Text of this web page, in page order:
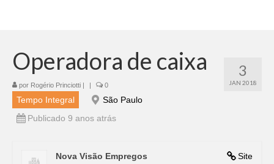
3
JAN 2018
Operadora de caixa
por Rogério Princiotti | | 0
Tempo Integral
São Paulo
Publicado 9 anos atrás
Site
Nova Visão Empregos